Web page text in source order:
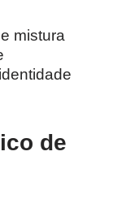
mistura
de